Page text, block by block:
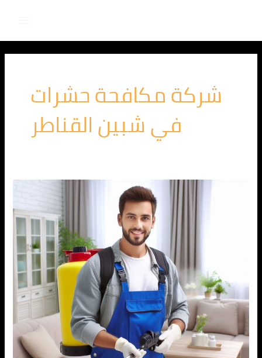
المحتوى
شركة مكافحة حشرات
في شبين القناطر
القناطر
01067626163
/
إبادة
تامة